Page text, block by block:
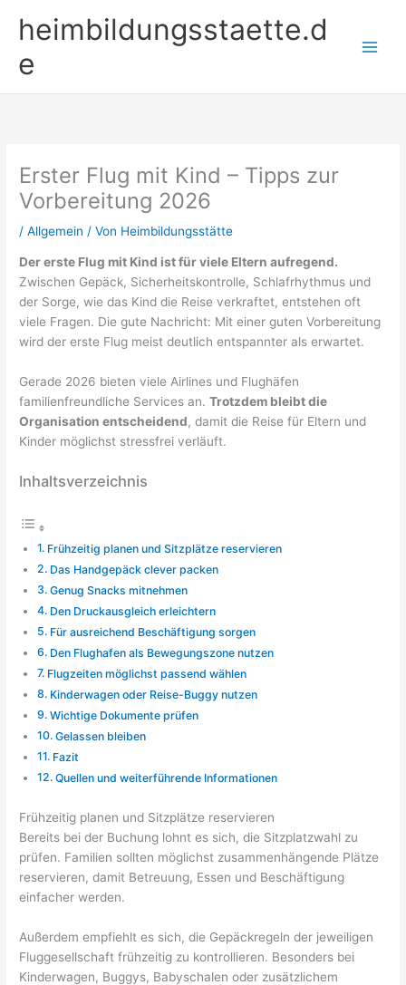
Inhaltheimbildungsstaette.d
e
Erster Flug mit Kind – Tipps zur
Vorbereitung 2026
/Allgemein / Von Heimbildungsstätte
Der erste Flug mit Kind ist für viele Eltern aufregend.
Zwischen Gepäck, Sicherheitskontrolle, Schlafrhythmus und
der Sorge, wie das Kind die Reise verkraftet, entstehen oft
viele Fragen. Die gute Nachricht: Mit einer guten Vorbereitung
wird der erste Flug meist deutlich entspannter als erwartet.
Gerade 2026 bieten viele Airlines und Flughäfen
familienfreundliche Services an.Trotzdem bleibt die
Organisation entscheidend, damit die Reise für Eltern und
Kinder möglichst stressfrei verläuft.
Inhaltsverzeichnis
Frühzeitig planen und Sitzplätze reservieren
Das Handgepäck clever packen
Genug Snacks mitnehmen
Den Druckausgleich erleichtern
Für ausreichend Beschäftigung sorgen
Den Flughafen als Bewegungszone nutzen
Flugzeiten möglichst passend wählen
Kinderwagen oder Reise-Buggy nutzen
Wichtige Dokumente prüfen
Gelassen bleiben
Fazit
Quellen und weiterführende Informationen
Frühzeitig planen und Sitzplätze reservieren
Bereits bei der Buchung lohnt es sich, die Sitzplatzwahl zu
prüfen. Familien sollten möglichst zusammenhängende Plätze
reservieren, damit Betreuung, Essen und Beschäftigung
einfacher werden.
Außerdem empfiehlt es sich, die Gepäckregeln der jeweiligen
Fluggesellschaft frühzeitig zu kontrollieren. Besonders bei
Kinderwagen, Buggys, Babyschalen oder zusätzlichem